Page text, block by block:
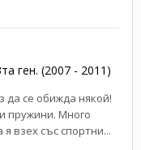
ген. (2007 - 2011)
да се обижда някой!
пружини. Много
взех със спортни...